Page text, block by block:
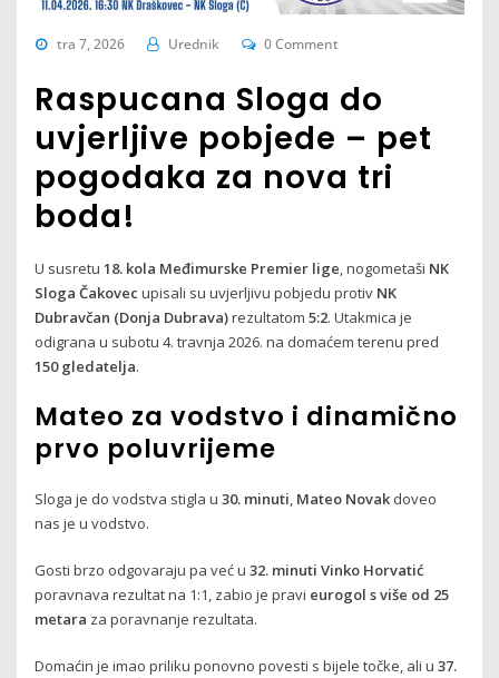
tra 7, 2026 Urednik 0 Comment
Raspucana Sloga do
uvjerljive pobjede – pet
pogodaka za nova tri
boda!
U susretu18. kola Međimurske Premier lige, nogometaši NK
Sloga Čakovec upisali su uvjerljivu pobjedu protiv NK
Dubravčan (Donja Dubrava)rezultatom5:2. Utakmica je
odigrana u subotu 4. travnja 2026. na domaćem terenu pred
150 gledatelja.
Mateo za vodstvo i dinamično
prvo poluvrijeme
Sloga je do vodstva stigla u30. minuti Mateo Novak doveo
nas je u vodstvo.
Gosti brzo odgovaraju pa već u32. minuti Vinko Horvatić
poravnava rezultat na 1:1, zabio je pravi eurogol s više od 25
metara za poravnanje rezultata.
Domaćin je imao priliku ponovno povesti s bijele točke, ali u37.